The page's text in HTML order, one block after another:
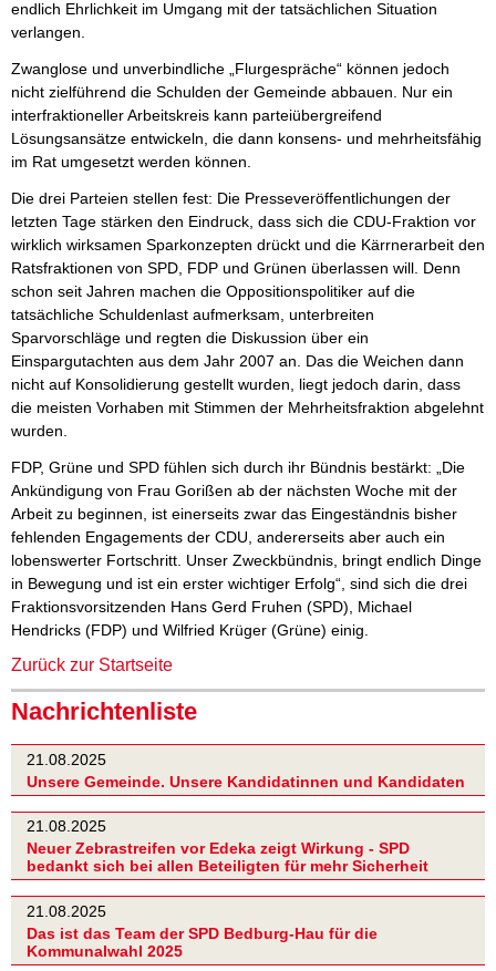
endlich Ehrlichkeit im Umgang mit der tatsächlichen Situation
verlangen.
Zwanglose und unverbindliche „Flurgespräche“ können jedoch
nicht zielführend die Schulden der Gemeinde abbauen. Nur ein
interfraktioneller Arbeitskreis kann parteiübergreifend
Lösungsansätze entwickeln, die dann konsens- und mehrheitsfähig
im Rat umgesetzt werden können.
Die drei Parteien stellen fest: Die Presseveröffentlichungen der
letzten Tage stärken den Eindruck, dass sich die CDU-Fraktion vor
wirklich wirksamen Sparkonzepten drückt und die Kärrnerarbeit den
Ratsfraktionen von SPD, FDP und Grünen überlassen will. Denn
schon seit Jahren machen die Oppositionspolitiker auf die
tatsächliche Schuldenlast aufmerksam, unterbreiten
Sparvorschläge und regten die Diskussion über ein
Einspargutachten aus dem Jahr 2007 an. Das die Weichen dann
nicht auf Konsolidierung gestellt wurden, liegt jedoch darin, dass
die meisten Vorhaben mit Stimmen der Mehrheitsfraktion abgelehnt
wurden.
FDP, Grüne und SPD fühlen sich durch ihr Bündnis bestärkt: „Die
Ankündigung von Frau Gorißen ab der nächsten Woche mit der
Arbeit zu beginnen, ist einerseits zwar das Eingeständnis bisher
fehlenden Engagements der CDU, andererseits aber auch ein
lobenswerter Fortschritt. Unser Zweckbündnis, bringt endlich Dinge
in Bewegung und ist ein erster wichtiger Erfolg“, sind sich die drei
Fraktionsvorsitzenden Hans Gerd Fruhen (SPD), Michael
Hendricks (FDP) und Wilfried Krüger (Grüne) einig.
Zurück zur Startseite
Nachrichtenliste
21.08.2025
Unsere Gemeinde. Unsere Kandidatinnen und Kandidaten
21.08.2025
Neuer Zebrastreifen vor Edeka zeigt Wirkung - SPD
bedankt sich bei allen Beteiligten für mehr Sicherheit
21.08.2025
Das ist das Team der SPD Bedburg-Hau für die
Kommunalwahl 2025